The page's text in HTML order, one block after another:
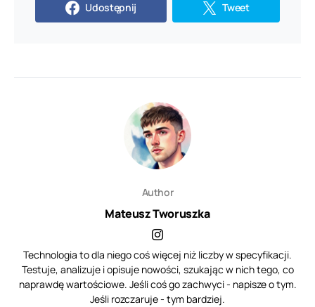
Udostępnij Tweet
Author
Mateusz Tworuszka
Technologia to dla niego coś więcej niż liczby w specyfikacji.
Testuje, analizuje i opisuje nowości, szukając w nich tego, co
naprawdę wartościowe. Jeśli coś go zachwyci - napisze o tym.
Jeśli rozczaruje - tym bardziej.